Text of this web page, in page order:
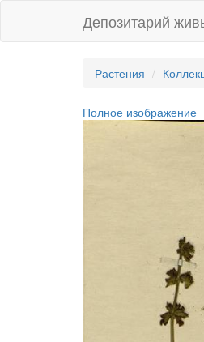
Депозитарий
Растения
Полное изображение